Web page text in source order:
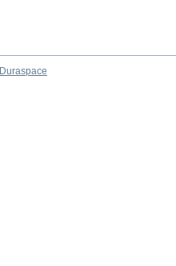
Duraspace